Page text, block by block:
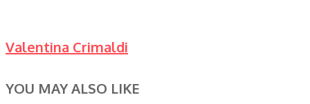
Valentina Crimaldi
YOU MAY ALSO LIKE